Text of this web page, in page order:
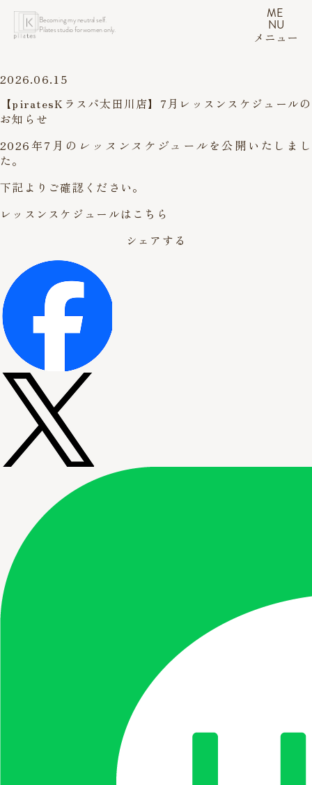
Becoming my neutral self.
Pilates studio for women only.
ME
NU
メニュー
2026.06.15
【piratesKラスパ太田川店】7月レッスンスケジュールの
お知らせ
2026年7月の レッスンスケジュールを公開いたしまし
た。
下記よりご確認ください。
レッスンスケジュールはこちら
シェアする